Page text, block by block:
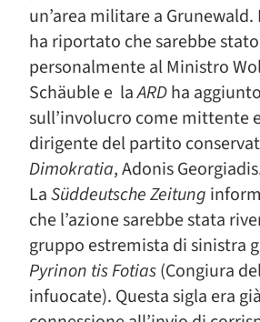
un’area militare a Grunewald.
ha riportato che sarebbe
personalmente al Ministro
Schäuble e laARDha
sull’involucro come mittente
dirigente del partito
Dimokratia, Adonis
LaSüddeutsche Zeitung
che l’azione sarebbe stata
gruppo estremista di sinistra
Pyrinon tis Fotias(Congiura
infuocate). Questa sigla era